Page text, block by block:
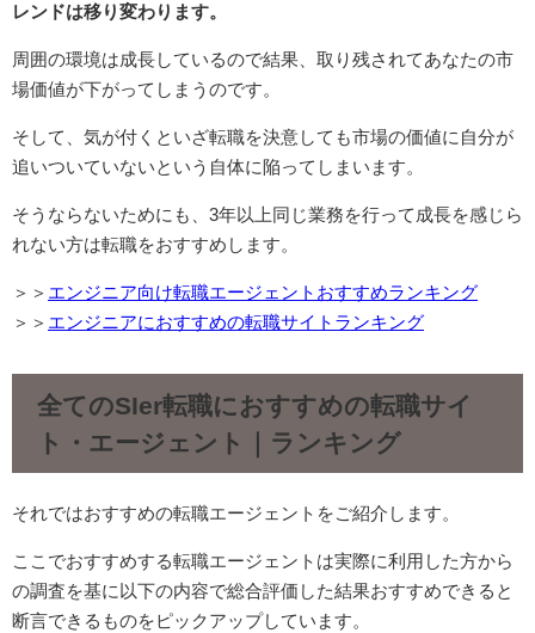
レンドは移り変わります。
周囲の環境は成長しているので結果、取り残されてあなたの市
場価値が下がってしまうのです。
そして、気が付くといざ転職を決意しても市場の価値に自分が
追いついていないという自体に陥ってしまいます。
そうならないためにも、3年以上同じ業務を行って成長を感じら
れない方は転職をおすすめします。
＞＞ エンジニア向け転職エージェントおすすめランキング
＞＞ エンジニアにおすすめの転職サイトランキング
全てのSIer転職におすすめの転職サイ
ト・エージェント｜ランキング
それではおすすめの転職エージェントをご紹介します。
ここでおすすめする転職エージェントは実際に利用した方から
の調査を基に以下の内容で総合評価した結果おすすめできると
断言できるものをピックアップしています。